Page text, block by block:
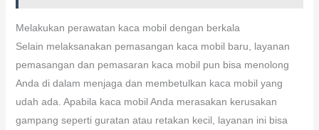
Melakukan perawatan kaca mobil dengan berkala
Selain melaksanakan pemasangan kaca mobil baru, layanan
pemasangan dan pemasaran kaca mobil pun bisa menolong
Anda di dalam menjaga dan membetulkan kaca mobil yang
udah ada. Apabila kaca mobil Anda merasakan kerusakan
gampang seperti guratan atau retakan kecil, layanan ini bisa